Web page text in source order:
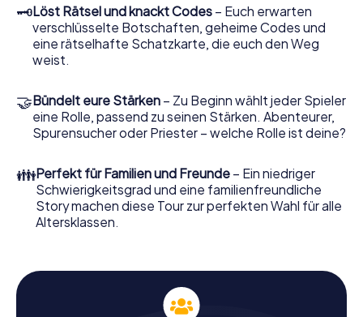
🗝Löst Rätsel und knackt Codes – Euch erwarten
verschlüsselte Botschaften, geheime Codes und
eine rätselhafte Schatzkarte, die euch den Weg
weist.
🤝Bündelt eure Stärken – Zu Beginn wählt jeder Spieler
eine Rolle, passend zu seinen Stärken. Abenteurer,
Spurensucher oder Priester – welche Rolle ist deine?
👪Perfekt für Familien und Freunde – Ein niedriger
Schwierigkeitsgrad und eine familienfreundliche
Story machen diese Tour zur perfekten Wahl für alle
Altersklassen.